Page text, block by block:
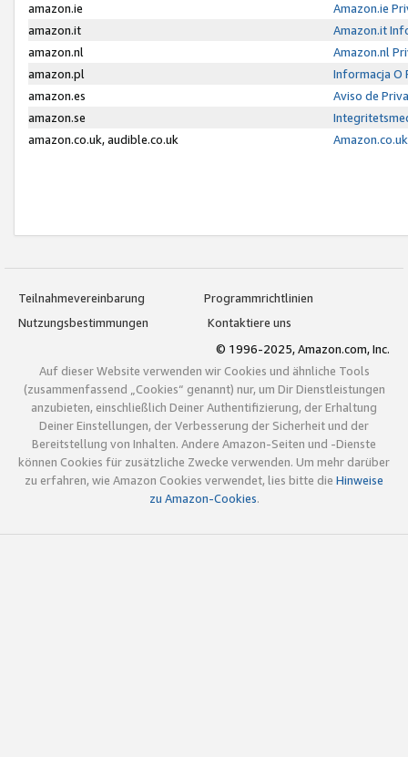
amazon.ie
Amazon.ie
amazon.it
Amazon.it
amazon.nl
Amazon.nl
amazon.pl
Informacja O
amazon.es
Aviso de
amazon.se
amazon.co.uk, audible.co.uk
Teilnahmevereinbarung
Programmrichtlinien
Nutzungsbestimmungen
Kontaktiere uns
© 1996-2025, Amazon.com, Inc.
Auf dieser Website verwenden wir Cookies und ähnliche Tools
(zusammenfassend „Cookies“ genannt) nur, um Dir Dienstleistungen
anzubieten, einschließlich Deiner Authentifizierung, der Erhaltung
Deiner Einstellungen, der Verbesserung der Sicherheit und der
Bereitstellung von Inhalten. Andere Amazon-Seiten und -Dienste
können Cookies für zusätzliche Zwecke verwenden. Um mehr darüber
zu erfahren, wie Amazon Cookies verwendet, lies bitte die Hinweise
zu Amazon-Cookies.